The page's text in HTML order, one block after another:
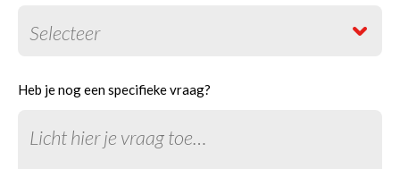
Heb je nog een specifieke vraag?